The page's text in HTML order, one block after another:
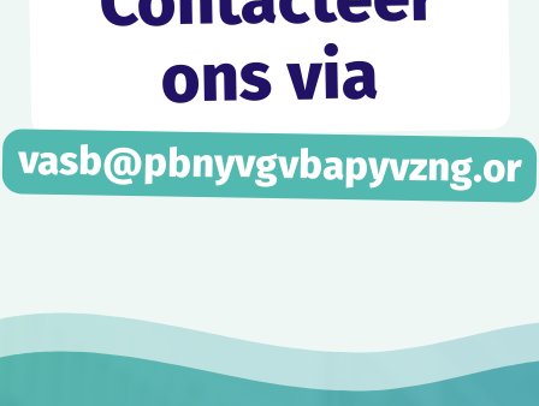
ons via
vasb@pbnyvgvbapyvzng.or